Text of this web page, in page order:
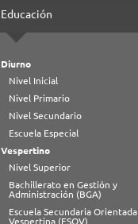
Educación
Diurno
Nivel Inicial
Nivel Primario
Nivel Secundario
Escuela Especial
Vespertino
Nivel Superior
Bachillerato en Gestión y
Administración (BGA)
Escuela Secundaria Orientada
Vespertina (ESOV)